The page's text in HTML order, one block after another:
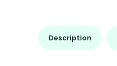
Description